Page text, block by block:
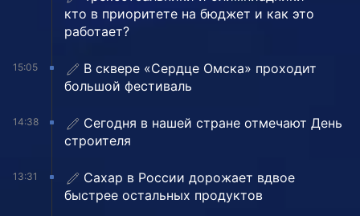
кто в приоритете на бюджет и как это
работает?
15:05
В сквере «Сердце Омска» проходит
большой фестиваль
14:38
Сегодня в нашей стране отмечают День
строителя
13:31
Сахар в России дорожает вдвое
быстрее остальных продуктов